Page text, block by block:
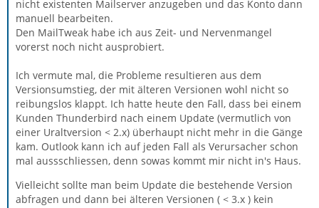
nicht existenten Mailserver anzugeben und das Konto dann
manuell bearbeiten.
Den MailTweak habe ich aus Zeit- und Nervenmangel
vorerst noch nicht ausprobiert.
Ich vermute mal, die Probleme resultieren aus dem
Versionsumstieg, der mit älteren Versionen wohl nicht so
reibungslos klappt. Ich hatte heute den Fall, dass bei einem
Kunden Thunderbird nach einem Update (vermutlich von
einer Uraltversion < 2.x) überhaupt nicht mehr in die Gänge
kam. Outlook kann ich auf jeden Fall als Verursacher schon
mal aussschliessen, denn sowas kommt mir nicht in's Haus.
Vielleicht sollte man beim Update die bestehende Version
abfragen und dann bei älteren Versionen ( < 3.x ) kein